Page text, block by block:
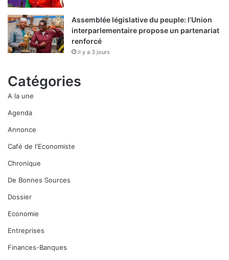
Assemblée législative du peuple: l’Union
interparlementaire propose un partenariat
renforcé
il y a 3 jours
Catégories
A la une
Agenda
Annonce
Café de l'Economiste
Chronique
De Bonnes Sources
Dossier
Economie
Entreprises
Finances-Banques